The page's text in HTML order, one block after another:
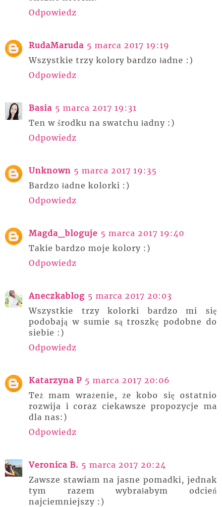
Odpowiedz
RudaMaruda 5 marca 2017 19:19
Wszystkie trzy kolory bardzo ładne :)
Odpowiedz
Basia 5 marca 2017 19:31
Ten w środku na swatchu ładny :)
Odpowiedz
Unknown 5 marca 2017 19:35
Bardzo ładne kolorki :)
Odpowiedz
Magda_bloguje 5 marca 2017 19:40
Takie bardzo moje kolory :)
Odpowiedz
Aneczkablog 5 marca 2017 20:03
Wszystkie trzy kolorki bardzo mi się
podobają w sumie są troszkę podobne do
siebie :)
Odpowiedz
Katarzyna P 5 marca 2017 20:06
Też mam wrażenie, że kobo się ostatnio
rozwija i coraz ciekawsze propozycje ma
dla nas:)
Odpowiedz
Veronica B. 5 marca 2017 20:24
Zawsze stawiam na jasne pomadki, jednak
tym razem wybrałabym odcień
najciemniejszy :)